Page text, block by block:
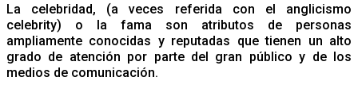
La celebridad, (a veces referida con el anglicismo
celebrity) o la fama son atributos de personas
ampliamente conocidas y reputadas que tienen un alto
grado de atención por parte del gran público y de los
medios de comunicación.